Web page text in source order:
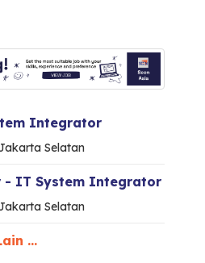
Integrator
Selatan
- IT System Integrator
Selatan
...